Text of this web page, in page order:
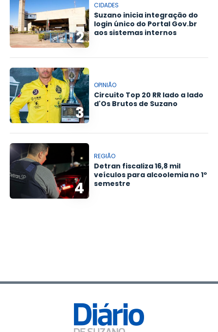
2
CIDADES
Suzano inicia integração do
login único do Portal Gov.br
aos sistemas internos
3
OPINIÃO
Circuito Top 20 RR lado a lado
d'Os Brutos de Suzano
4
REGIÃO
Detran fiscaliza 16,8 mil
veículos para alcoolemia no 1º
semestre